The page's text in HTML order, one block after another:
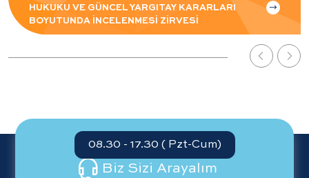
HUKUKU VE GÜNCEL YARGITAY KARARLARI
BOYUTUNDA İNCELENMESİ ZİRVESİ
08.30 - 17.30 ( Pzt-Cum)
Biz Sizi Arayalım